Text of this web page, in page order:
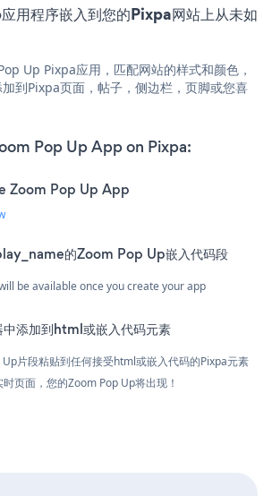
用程序嵌入到您的Pixpa网站上从未如
Up Pixpa应用，匹配网站的样式和颜色，
到Pixpa页面，帖子，侧边栏，页脚或您喜
Pop Up App on Pixpa:
Zoom Pop Up App
的Zoom Pop Up嵌入代码段
be available once you create your app
添加到html或嵌入代码元素
片段粘贴到任何接受html或嵌入代码的Pixpa元素
页面，您的Zoom Pop Up将出现！